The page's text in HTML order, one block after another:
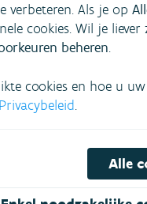
verbeteren. Als je op
cookies. Wil je liever
beheren.
cookies en hoe u
Privacybeleid.
Alle